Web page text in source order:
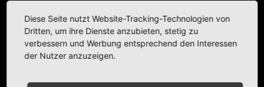
Gesprächspartner …
Kategorie:Dies und Das,Textbeiträge
Diese Seite nutzt Website-Tracking-Technologien von
Dritten, um ihre Dienste anzubieten, stetig zu
verbessern und Werbung entsprechend den Interessen
der Nutzer anzuzeigen.